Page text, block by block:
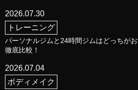
2026.07.30
トレーニング
パーソナルジムと24時間ジムはどっちが
徹底比較！
2026.07.04
ボディメイク